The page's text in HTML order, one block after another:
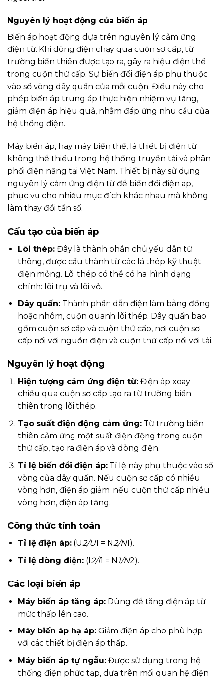
Nguyên lý hoạt động của biến áp
Biến áp hoạt động dựa trên nguyên lý cảm ứng
điện từ. Khi dòng điện chạy qua cuộn sơ cấp, từ
trường biến thiên được tạo ra, gây ra hiệu điện thế
trong cuộn thứ cấp. Sự biến đổi điện áp phụ thuộc
vào số vòng dây quấn của mỗi cuộn. Điều này cho
phép biến áp trung áp thực hiện nhiệm vụ tăng,
giảm điện áp hiệu quả, nhằm đáp ứng nhu cầu của
hệ thống điện.
Máy biến áp, hay máy biến thế, là thiết bị điện từ
không thể thiếu trong hệ thống truyền tải và phân
phối điện năng tại Việt Nam. Thiết bị này sử dụng
nguyên lý cảm ứng điện từ để biến đổi điện áp,
phục vụ cho nhiều mục đích khác nhau mà không
làm thay đổi tần số.
Cấu tạo của biến áp
Lõi thép:Đây là thành phần chủ yếu dẫn từ
thông, được cấu thành từ các lá thép kỹ thuật
điện mỏng. Lõi thép có thể có hai hình dạng
chính: lõi trụ và lõi vỏ.
Dây quấn:Thành phần dẫn điện làm bằng đồng
hoặc nhôm, cuộn quanh lõi thép. Dây quấn bao
gồm cuộn sơ cấp và cuộn thứ cấp, nơi cuộn sơ
cấp nối với nguồn điện và cuộn thứ cấp nối với tải.
Nguyên lý hoạt động
Hiện tượng cảm ứng điện từ:Điện áp xoay
chiều qua cuộn sơ cấp tạo ra từ trường biến
thiên trong lõi thép.
Tạo suất điện động cảm ứng:Từ trường biến
thiên cảm ứng một suất điện động trong cuộn
thứ cấp, tạo ra điện áp và dòng điện.
Tỉ lệ biến đổi điện áp:Tỉ lệ này phụ thuộc vào số
vòng của dây quấn. Nếu cuộn sơ cấp có nhiều
vòng hơn, điện áp giảm; nếu cuộn thứ cấp nhiều
vòng hơn, điện áp tăng.
Công thức tính toán
Tỉ lệ điện áp:(U2/U1 = N2/N1).
Tỉ lệ dòng điện:(I2/I1 = N 1/N2).
Các loại biến áp
Máy biến áp tăng áp:Dùng để tăng điện áp từ
mức thấp lên cao.
Máy biến áp hạ áp:Giảm điện áp cho phù hợp
với các thiết bị điện áp thấp.
Máy biến áp tự ngẫu:Được sử dụng trong hệ
thống điện phức tạp, dựa trên mối quan hệ điện